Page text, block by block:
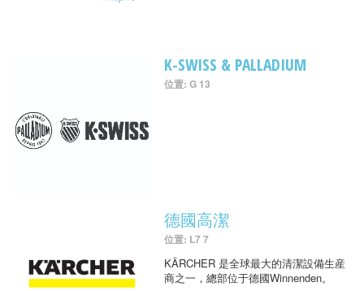
K-SWISS & PALLADIUM
位置: G 13
德國高潔
位置: L7 7
KÄRCHER 是全球最大的清潔設備生産
商之一，總部位于德國Winnenden。